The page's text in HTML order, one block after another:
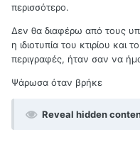
περισσότερο.
Δεν θα διαφέρω από τους
η ιδιοτυπία του κτιρίου
περιγραφές, ήταν σαν να
Ψάρωσα όταν βρήκε
Reveal hidden